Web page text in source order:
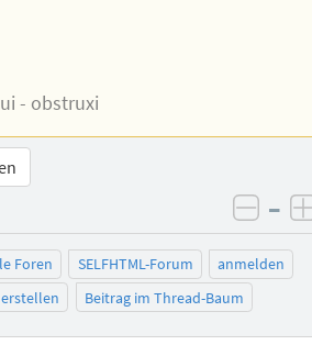
- obstruxi
–
Foren SELFHTML-Forum
anmelden
Beitrag im Thread-Baum